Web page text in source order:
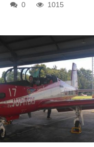
0 1015